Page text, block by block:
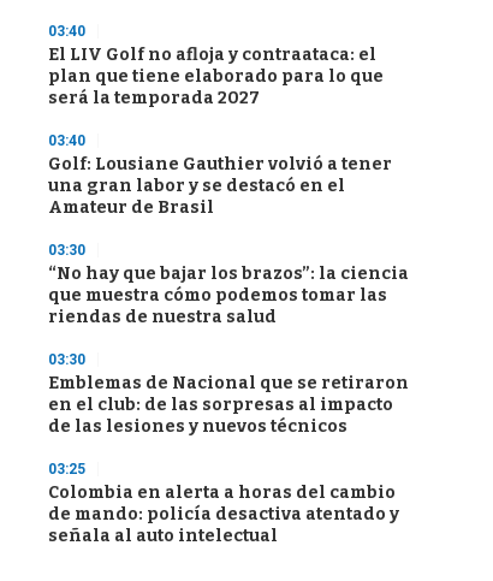
03:40
El LIV Golf no afloja y contraataca: el
plan que tiene elaborado para lo que
será la temporada 2027
03:40
Golf: Lousiane Gauthier volvió a tener
una gran labor y se destacó en el
Amateur de Brasil
03:30
“No hay que bajar los brazos”: la ciencia
que muestra cómo podemos tomar las
riendas de nuestra salud
03:30
Emblemas de Nacional que se retiraron
en el club: de las sorpresas al impacto
de las lesiones y nuevos técnicos
03:25
Colombia en alerta a horas del cambio
de mando: policía desactiva atentado y
señala al auto intelectual